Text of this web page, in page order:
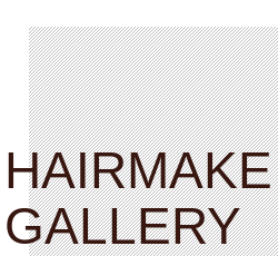
HAIRMAKE
GALLERY